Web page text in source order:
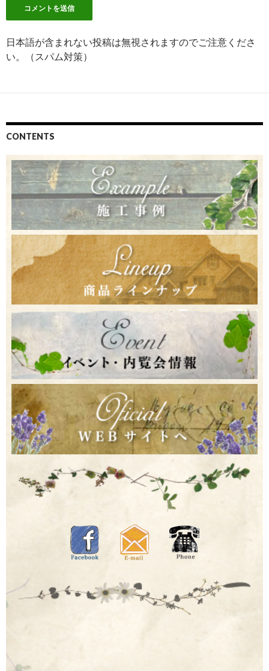
日本語が含まれない投稿は無視されますのでご注意くださ
い。（スパム対策）
CONTENTS